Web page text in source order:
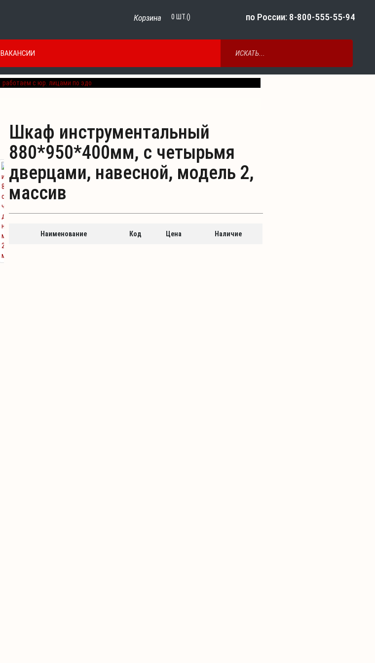
Корзина 0 ШТ.() по России: 8-800-555-55-94
ВАКАНСИИ
Next
Шкаф инструментальный
880*950*400мм, с четырьмя
дверцами, навесной, модель 2,
массив
Наименование Код Цена Наличие